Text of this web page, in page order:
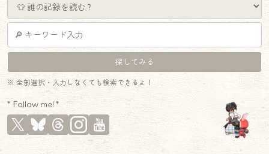
※ 全部選択・入力しなくても検索できるよ！
* Follow me! *